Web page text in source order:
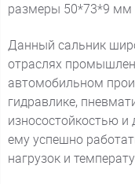
размеры 50*73*9 мм
Данный сальник
отраслях
автомобильном
гидравлике,
износостойкостью и
ему успешно
нагрузок и